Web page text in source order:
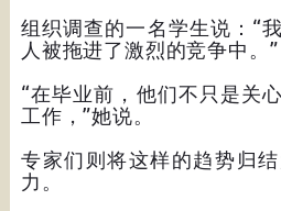
组织调查的一名学生说：“
人被拖进了激烈的竞争中。”
“在毕业前，他们不只是关
工作，”她说。
专家们则将这样的趋势归
力。